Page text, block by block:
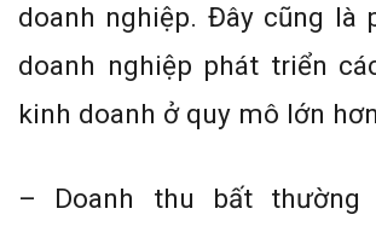
doanh nghiệp. Đây cũng là
doanh nghiệp phát triển
kinh doanh ở quy mô lớn
– Doanh thu bất thường